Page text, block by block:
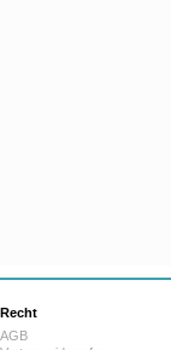
Recht
AGB